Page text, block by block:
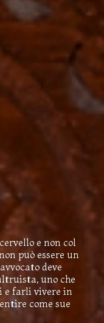
e non col
può essere un
deve
uno che
e farli vivere in
come sue